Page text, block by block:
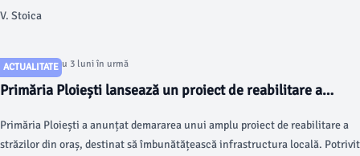
V. Stoica
ACTUALITATE
Articol postat cu 3 luni în urmă
Primăria Ploiești lansează un proiect de reabilitare a
Primăria Ploiești a anunțat demararea unui amplu proiect de reabilitare a
străzilor din oraș, destinat să îmbunătățească infrastructura locală. Potrivit